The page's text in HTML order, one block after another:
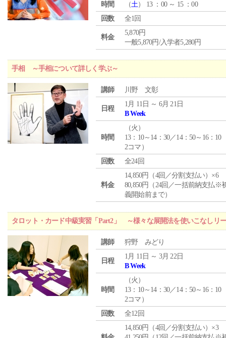
時間
（土） 13 ：00 ～ 15 ：00
回数
全1回
料金
5,870円
一般5,870円/入学者5,280円
手相 ～手相について詳しく学ぶ～
講師 川野 文彰
日程
1月 11日 ～ 6月 21日
B Week
時間
（火 ）
13：10～14：30／14：50～16：10
2コマ）
回数
全24回
料金
14,850円（4回／分割支払い）×6
80,850円（24回／一括前納支払※
義開始前まで）
タロット・カード中級実習「Part2」 ～様々な展開法を使いこなしリ
講師 狩野 みどり
日程
1月 11日 ～ 3月 22日
B Week
時間
（火 ）
13：10～14：30／14：50～16：10
2コマ）
回数
全12回
14,850円（4回／分割支払い）×3